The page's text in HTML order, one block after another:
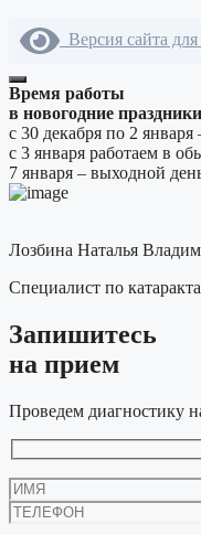
Версия сайта
Время работы
в новогодние праздники
с 30 декабря по 2
с 3 января работаем в
7 января – выходной
Лозбина Наталья
Специалист по
Запишитесь
на прием
Проведем диагностику